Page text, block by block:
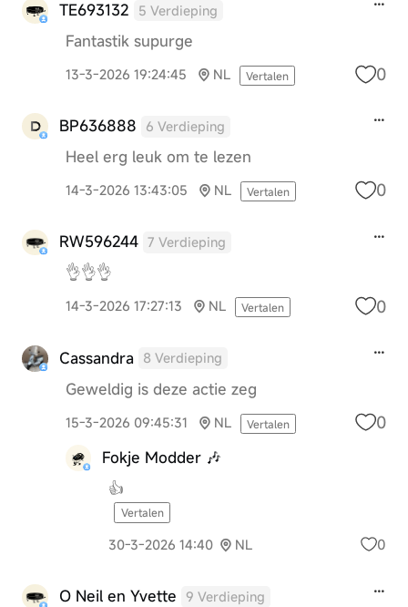
TE693132 5 Verdieping
Fantastik supurge
13-3-2026 19:24:45 NL Vertalen 0
BP636888 6 Verdieping
Heel erg leuk om te lezen
14-3-2026 13:43:05 NL Vertalen 0
RW596244 7 Verdieping
👌👌👌
14-3-2026 17:27:13 NL Vertalen 0
Cassandra 8 Verdieping
Geweldig is deze actie zeg
15-3-2026 09:45:31 NL Vertalen 0
Fokje Modder 🎶
👍
Vertalen
30-3-2026 14:40 NL 0
O Neil en Yvette 9 Verdieping